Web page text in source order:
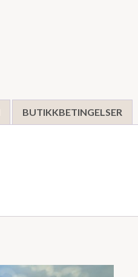
BUTIKKBETINGELSER